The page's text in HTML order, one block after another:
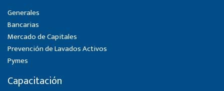
Generales
Bancarias
Mercado de Capitales
Prevención de Lavados Activos
Pymes
Capacitación